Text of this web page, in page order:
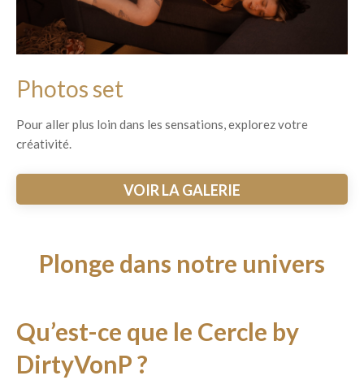
Photos set
Pour aller plus loin dans les sensations, explorez votre
créativité.
VOIR LA GALERIE
Plonge dans notre univers
Qu’est-ce que le Cercle by
DirtyVonP ?